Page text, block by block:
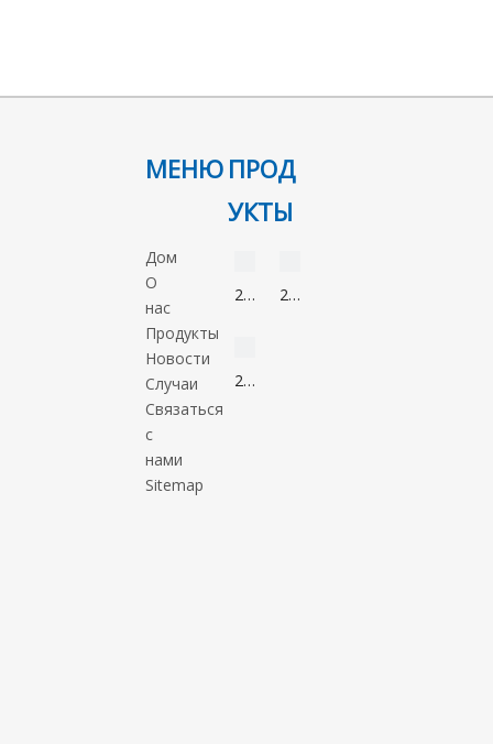
МЕНЮ
Дом
О
нас
Продукты
Новости
Случаи
Связаться
с
нами
Sitemap
ПРОД
УКТЫ
2-
6
2-
2-